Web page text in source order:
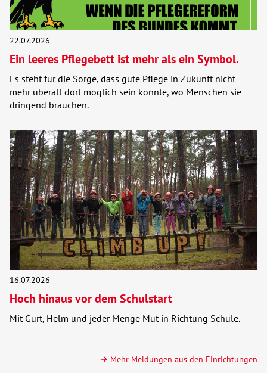
22.07.2026
Ein leeres Pflegebett ist mehr als ein Symbol.
Es steht für die Sorge, dass gute Pflege in Zukunft nicht
mehr überall dort möglich sein könnte, wo Menschen sie
dringend brauchen.
16.07.2026
Hoch hinaus vor dem Schulstart
Mit Gurt, Helm und jeder Menge Mut in Richtung Schule.
Mehr Meldungen aus den Einrichtungen